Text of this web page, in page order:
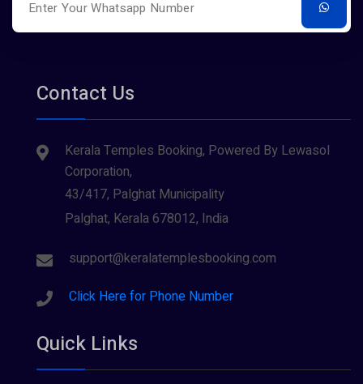
Contact Us
Kerala Temples Booking, Powered By Lewasol
Corporation,
43/417, Palghat Municipality
Palghat, Kerala 678012, India
support@keralatemplesbooking.com
Click Here for Phone Number
Quick Links